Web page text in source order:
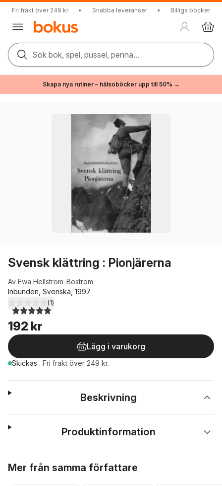
Fri frakt över 249 kr • Snabba leveranser • Billiga böcker
Sök bok, spel, pussel, penna...
Skapa nya rutiner – hälsoböcker upp till 50% →
Svensk klättring : Pionjärerna
Av Ewa Hellström-Boström
Inbunden, Svenska, 1997
5,0utav 5 stjärnor. Totalt antal röster:
(1)
192 kr
Lägg i varukorg
Skickas . Fri frakt över 249 kr.
Beskrivning
Produktinformation
Mer från samma författare